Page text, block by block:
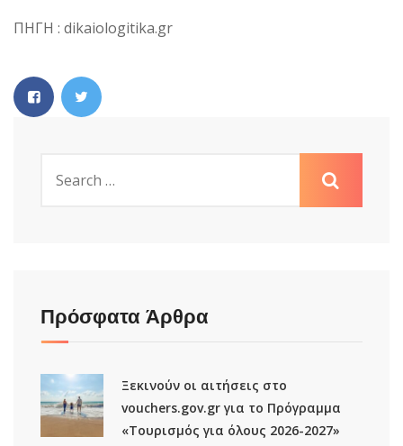
ΠΗΓΗ : dikaiologitika.gr
Πρόσφατα Άρθρα
Ξεκινούν οι αιτήσεις στο
vouchers.gov.gr για το Πρόγραμμα
«Τουρισμός για όλους 2026-2027»